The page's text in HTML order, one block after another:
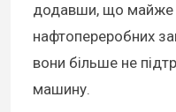
додавши, що майже
нафтопереробних
вони більше не
машину.